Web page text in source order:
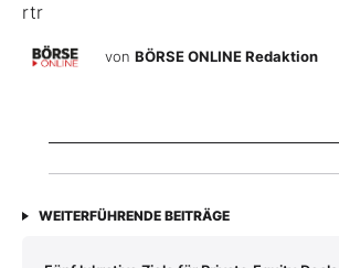
rtr
von BÖRSE ONLINE Redaktion
WEITERFÜHRENDE BEITRÄGE